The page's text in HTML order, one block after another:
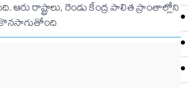
రాష్ట్రాలు, రెండు కేంద్ర పాలిత ప్రాంతాల్లోని